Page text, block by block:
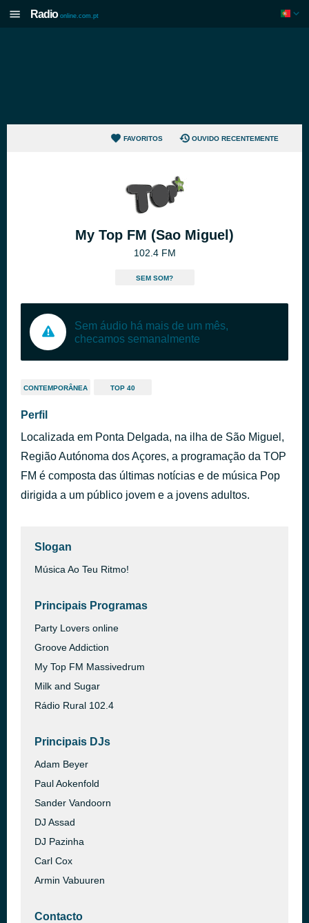
Radio online.com.pt
FAVORITOS OUVIDO RECENTEMENTE
My Top FM (Sao Miguel)
102.4 FM
SEM SOM?
Sem áudio há mais de um mês,
checamos semanalmente
CONTEMPORÂNEA TOP 40
Perfil
Localizada em Ponta Delgada, na ilha de São Miguel,
Região Autónoma dos Açores, a programação da TOP
FM é composta das últimas notícias e de música Pop
dirigida a um público jovem e a jovens adultos.
Slogan
Música Ao Teu Ritmo!
Principais Programas
Party Lovers online
Groove Addiction
My Top FM Massivedrum
Milk and Sugar
Rádio Rural 102.4
Principais DJs
Adam Beyer
Paul Aokenfold
Sander Vandoorn
DJ Assad
DJ Pazinha
Carl Cox
Armin Vabuuren
Contacto